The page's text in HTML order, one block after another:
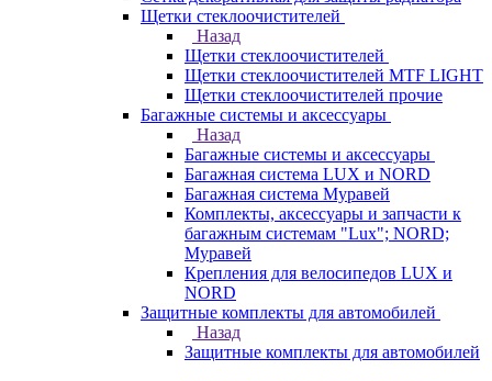
Щетки стеклоочистителей
Назад
Щетки стеклоочистителей
Щетки стеклоочистителей MTF LIGHT
Щетки стеклоочистителей прочие
Багажные системы и аксессуары
Назад
Багажные системы и аксессуары
Багажная система LUX и NORD
Багажная система Муравей
Комплекты, аксессуары и запчасти к
багажным системам "Lux"; NORD;
Муравей
Крепления для велосипедов LUX и
NORD
Защитные комплекты для автомобилей
Назад
Защитные комплекты для автомобилей